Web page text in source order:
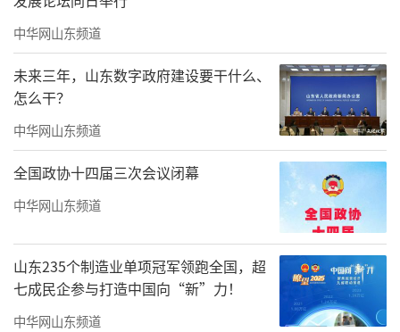
中华网山东频道
未来三年，山东数字政府建设要干什么、
怎么干？
中华网山东频道
全国政协十四届三次会议闭幕
中华网山东频道
山东235个制造业单项冠军领跑全国，超
七成民企参与打造中国向“新”力！
中华网山东频道